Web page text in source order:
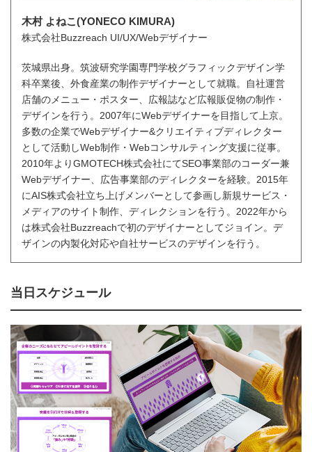
木村 よねこ(YONECO KIMURA)
株式会社Buzzreach UI/UX/Webデザイナー
茨城県出身。筑波研究学園専門学校グラフィックデザイン学
科卒業後、外食産業の制作デザイナーとして就職。自社運営
店舗のメニュー・ポスター、広報誌など広報販促物の制作・
デザインを行う。2007年にWebデザイナーを目指して上京。
多数の企業でWebデザイナー&クリエイティブディレクター
として活動しWeb制作・Webコンサルティング支援に従事。
2010年よりGMOTECH株式会社にてSEO事業部のコーダー兼
Webデザイナー、広告事業部のディレクターを経験。2015年
にAIS株式会社立ち上げメンバーとして参画し新規サービス・
メディアのサイト制作、ディレクションを行う。2022年から
は株式会社Buzzreachで初のデザイナーとしてジョイン。デ
ザインの内製化対応や自社サービスのデザインを行う。
当日スケジュール